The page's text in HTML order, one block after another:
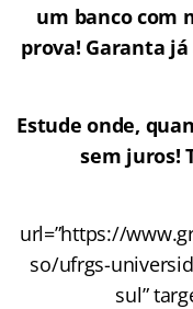
um banco com
prova! Garanta
Estude onde,
sem juros!
url=”https://
so/ufrgs-
sul”